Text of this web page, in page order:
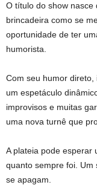
O título do show nasce
brincadeira como se
oportunidade de ter
humorista.
Com seu humor direto,
um espetáculo
improvisos e muitas
uma nova turnê que
A plateia pode esperar
quanto sempre foi. Um
se apagam.